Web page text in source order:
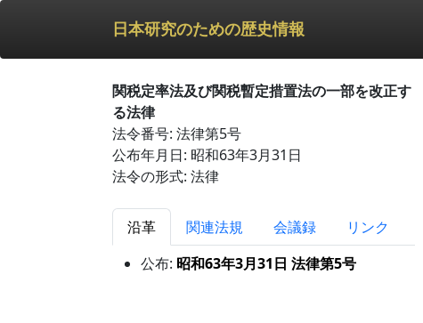
日本研究のための歴史情報
関税定率法及び関税暫定措置法の一部を改正す
る法律
法令番号: 法律第5号
公布年月日: 昭和63年3月31日
法令の形式: 法律
沿革 関連法規 会議録
リンク
公布: 昭和63年3月31日 法律第5号